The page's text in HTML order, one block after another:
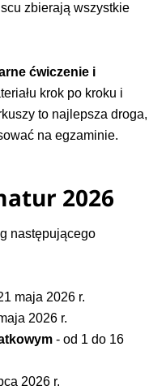
zbierają wszystkie
ćwiczenie i
krok po kroku i
to najlepsza droga,
na egzaminie.
2026
następującego
maja 2026 r.
2026 r.
- od 1 do 16
2026 r.